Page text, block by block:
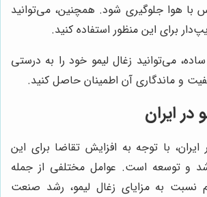
با هوا جلوگیری شود. همچنین، می‌توانید
برای این منظور استفاده کنید.
می‌توانید زغال لیمو خود را به درستی
و ماندگاری آن اطمینان حاصل کنید.
در ایران
با توجه به افزایش تقاضا برای این
و توسعه است. عوامل مختلفی از جمله
نسبت به مزایای زغال لیمو، رشد صنعت